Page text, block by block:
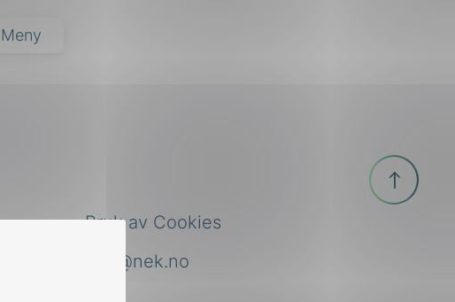
Meny
nek@nek.no
Bruk av Cookies
Til
toppen